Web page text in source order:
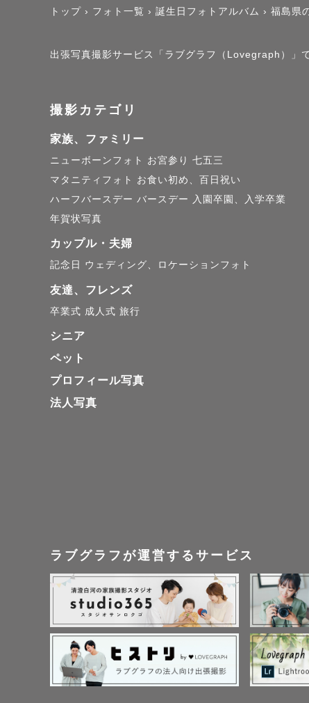
ときに幸
を心がけ
こんな撮
よう、し
LINE等の
ち合わせ
カメラマ
まずはお
最後まで
ぜひ一緒
う📸
トップ › フォト一覧 › 誕生日フォトアルバム › 福島県
出張写真撮影サービス「ラブグラフ（Lovegraph）」
撮影カテゴリ
家族、ファミリー
ニューボーンフォト お宮参り 七五三
マタニティフォト
お食い初め、百日祝い
ハーフバースデー バースデー
入園卒園、入学卒業
年賀状写真
カップル・夫婦
記念日 ウェディング、ロケーションフォト
友達、フレンズ
卒業式 成人式 旅行
シニア
ペット
プロフィール写真
法人写真
ラブグラフが運営するサービス